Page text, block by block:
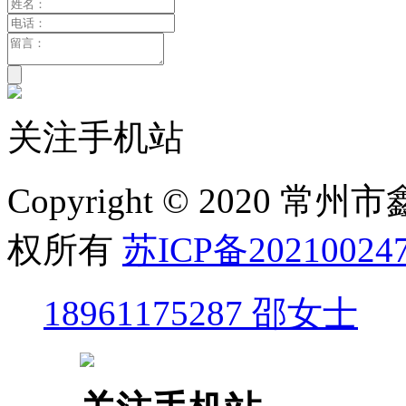
关注手机站
Copyright © 2020 常州
权所有 苏ICP备
18961175287 邵女士